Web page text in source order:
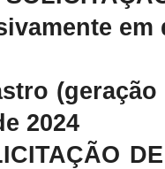
2024